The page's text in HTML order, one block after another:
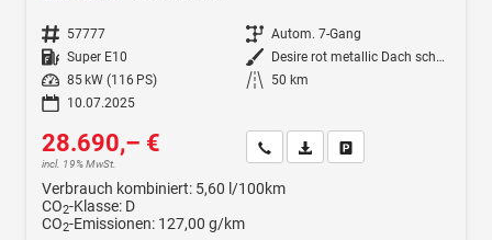
Fahrzeugnr. 57777 Getriebe Autom. 7-Gang
Kraftstoff Super E10 Außenfarbe
Desire rot metallic Dach schwarz
Leistung
85 kW (116 PS) Kilometerstand
50 km
10.07.2025
28.690,– €
incl. 19% MwSt.
Wir rufen Sie anFahrzeugexposé (PDF)
Verbrauch kombiniert: 5,60 l/100km
CO2-Klasse: D
CO2-Emissionen: 127,00 g/km